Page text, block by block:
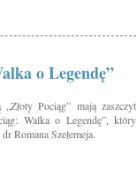
o Legendę”
Pociąg” mają zaszczyt
Walka o Legendę”, który
Romana Szełemeja.